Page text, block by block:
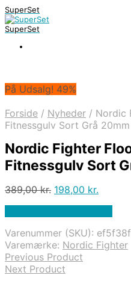
SuperSet
SuperSet
På Udsalg! 49%
Forside / Nyheder / Nordic
Fitnessgulv Sort Grå
Nordic Fighter
Fitnessgulv Sort
389,00kr. Den
389,00 kr..
198,00 kr.
198,00
Varenummer (SKU):
Varemærke: Nordic Fighter
Previous Product
Next Product